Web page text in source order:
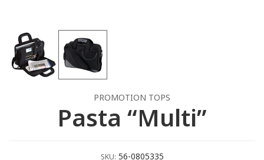
PROMOTION TOPS
Pasta “Multi”
SKU: 56-0805335